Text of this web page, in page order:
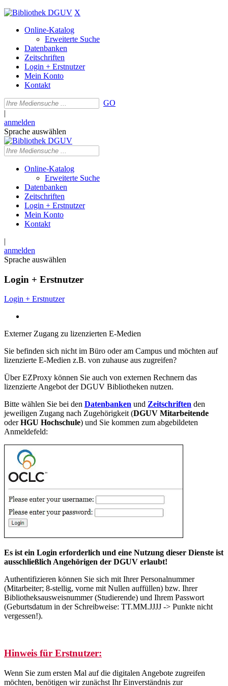
X
Online-Katalog
Erweiterte Suche
Datenbanken
Zeitschriften
Login + Erstnutzer
Mein Konto
Kontakt
GO
|
anmelden
Sprache auswählen
Online-Katalog
Erweiterte Suche
Datenbanken
Zeitschriften
Login + Erstnutzer
Mein Konto
Kontakt
|
anmelden
Sprache auswählen
Login + Erstnutzer
Login + Erstnutzer
Externer Zugang zu lizenzierten E-Medien
Sie befinden sich nicht im Büro oder am Campus und möchten auf
lizenzierte E-Medien z.B. von zuhause aus zugreifen?
Über EZProxy können Sie auch von externen Rechnern das
lizenzierte Angebot der DGUV Bibliotheken nutzen.
Bitte wählen Sie bei den Datenbanken und Zeitschriften den
jeweiligen Zugang nach Zugehörigkeit (DGUV Mitarbeitende
oderHGU Hochschule) und Sie kommen zum abgebildeten
Anmeldefeld:
Es ist ein Login erforderlich und eine Nutzung dieser Dienste ist
ausschließlich Angehörigen der DGUV erlaubt!
Authentifizieren können Sie sich mit Ihrer Personalnummer
(Mitarbeiter; 8-stellig, vorne mit Nullen auffüllen) bzw. Ihrer
Bibliotheksausweisnummer (Studierende) und Ihrem Passwort
(Geburtsdatum in der Schreibweise: TT.MM.JJJJ -> Punkte nicht
vergessen!).
Hinweis für Erstnutzer:
Wenn Sie zum ersten Mal auf die digitalen Angebote zugreifen
möchten, benötigen wir zunächst Ihr Einverständnis zur